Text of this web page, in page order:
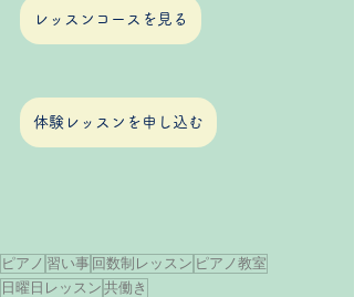
レッスンコースを見る
体験レッスンを申し込む
ピアノ 習い事 回数制レッスン ピアノ教室
日曜日レッスン 共働き